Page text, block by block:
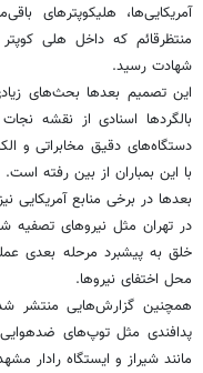
آمریکایی‌ها، هلیکوپترهای
منتظرقائم که داخل هلی
شهادت رسید.
این تصمیم بعدها بحث‌های
بالگردها اسنادی از نقشه
دستگاه‌های دقیق مخابراتی و
با این بمباران از بین رفته است.
بعدها در برخی منابع آمریکایی
در تهران مثل نیروهای تصفیه
خلق به پیشبرد مرحله بعدی
محل اختفای نیروها.
همچنین گزارش‌هایی منتشر
مانند شیراز و ایستگاه رادار